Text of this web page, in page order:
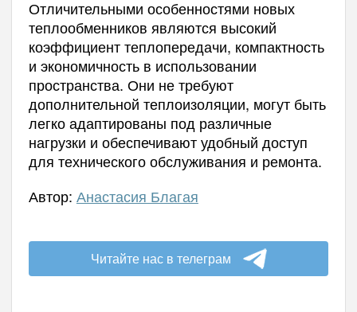
Отличительными особенностями новых
теплообменников являются высокий
коэффициент теплопередачи, компактность
и экономичность в использовании
пространства. Они не требуют
дополнительной теплоизоляции, могут быть
легко адаптированы под различные
нагрузки и обеспечивают удобный доступ
для технического обслуживания и ремонта.
Автор: Анастасия Благая
Читайте нас в телеграм